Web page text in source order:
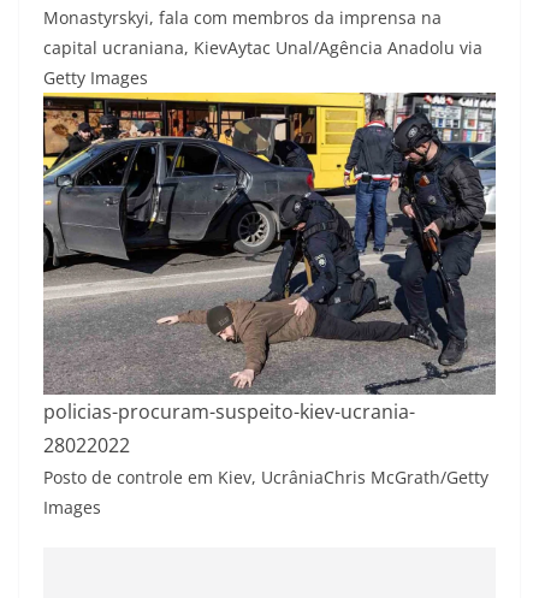
Monastyrskyi, fala com membros da imprensa na
capital ucraniana, KievAytac Unal/Agência Anadolu via
Getty Images
policias-procuram-suspeito-kiev-ucrania-
28022022
Posto de controle em Kiev, UcrâniaChris McGrath/Getty
Images